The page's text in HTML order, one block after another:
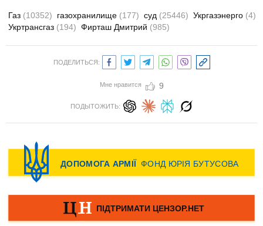
Газ (10352) газохранилище (177) суд (25446) Укргазэнерго (4)
Укртрансгаз (194) Фирташ Дмитрий (985)
ПОДЕЛИТЬСЯ:
Мне нравится 9
ПОДЫТОЖИТЬ: